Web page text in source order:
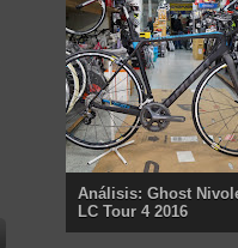
Análisis: Ghost
LC Tour 4 2016